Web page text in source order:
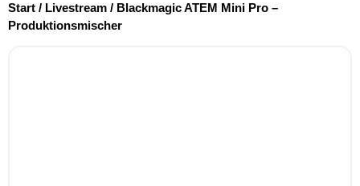
Start / Livestream / Blackmagic ATEM Mini Pro –
Produktionsmischer